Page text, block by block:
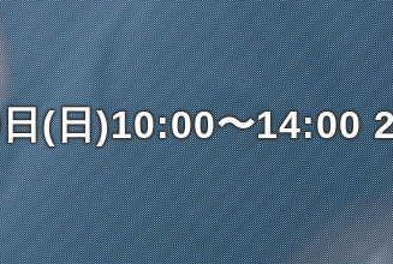
(日)10:00〜14:00